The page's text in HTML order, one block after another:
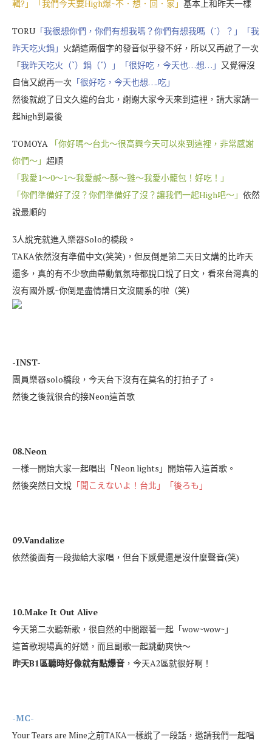
輯?」「我們今天要High爆~不．想．回．家」 基本上和昨天一樣
TORU 「我很想你們，你們有想我嗎？你們有想我嗎（ˊ）？」「我
昨天吃火鍋」 火鍋這兩個字的發音似乎發不好，所以又再說了一次
「我昨天吃火（ˇ）鍋（ˇ）」「很好吃，今天也…想…」 又覺得沒
自信又說再一次 「很好吃，今天也想….吃」
然後就說了日文久違的台北，謝謝大家今天來到這裡，請大家請一
起high到最後
TOMOYA
「你好嗎～台北～很高興今天可以來到這裡，非常感謝
你們～」 超順
「我愛1～0～1～我愛鹹～酥～雞～我愛小籠包！好吃！」
「你們準備好了沒？你們準備好了沒？讓我們一起High吧～」 依然
說最順的
3人說完就進入樂器Solo的橋段。
TAKA依然沒有準備中文(笑笑)，但反倒是第二天日文講的比昨天
還多，真的有不少歌曲帶動氣氛時都脫口說了日文，看來台灣真的
沒有國外感~你倒是盡情講日文沒關系的啦（笑）
-INST-
團員樂器solo橋段，今天台下沒有在莫名的打拍子了。
然後之後就很合的接Neon這首歌
08.Neon
一樣一開始大家一起唱出「Neon lights」開始帶入這首歌。
然後突然日文說 「聞こえないよ！台北」「後ろも」
09.Vandalize
依然後面有一段拋給大家唱，但台下感覺還是沒什麼聲音(笑)
10.Make It Out Alive
今天第二次聽新歌，很自然的中間跟著一起「wow~wow~」
這首歌現場真的好燃，而且副歌一起跳動爽快～
昨天B1區聽時好像就有點爆音 ，今天A2區就很好啊！
-MC-
Your Tears are Mine之前TAKA一樣說了一段話，邀請我們一起唱